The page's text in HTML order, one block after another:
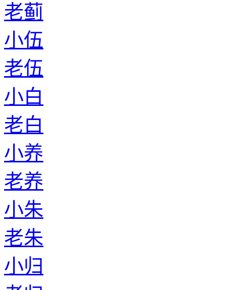
老蓟
小伍
老伍
小白
老白
小养
老养
小朱
老朱
小归